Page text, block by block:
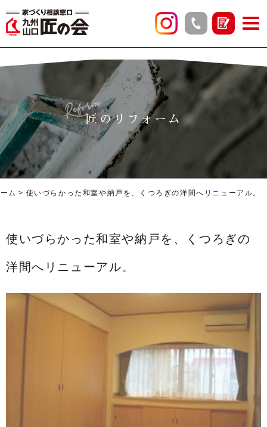
匠のリフォーム
Reform
ム 使いづらかった和室や納戸を、くつろぎの洋間へリニューアル。
使いづらかった和室や納戸を、くつろぎの
洋間へリニューアル。